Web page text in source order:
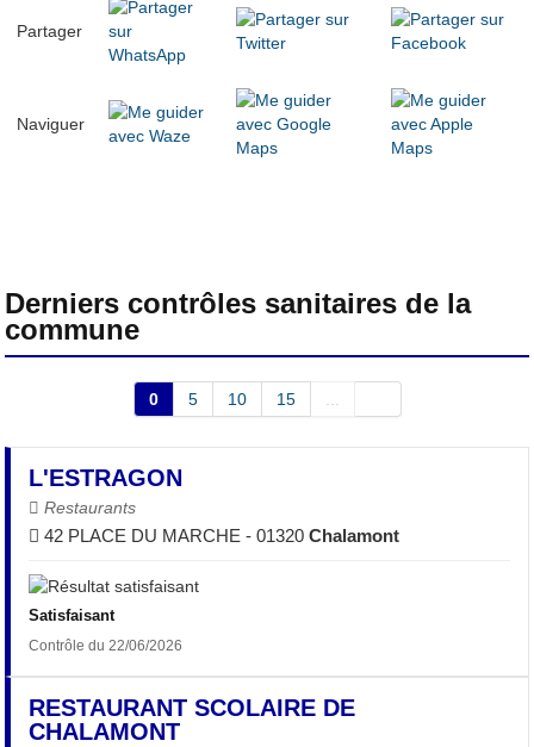
Partager
Naviguer
Derniers contrôles sanitaires de la
commune
0 5 10 15
L'ESTRAGON
Restaurants
42 PLACE DU MARCHE - 01320Chalamont
Satisfaisant
Contrôle du 22/06/2026
RESTAURANT SCOLAIRE DE
CHALAMONT